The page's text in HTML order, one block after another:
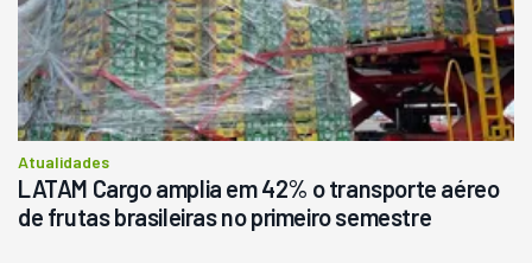
R$ 145.000
Consultar
Atualidades
LATAM Cargo amplia em 42% o transporte aéreo
de frutas brasileiras no primeiro semestre